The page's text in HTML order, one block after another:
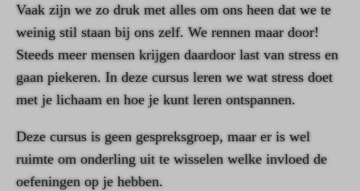
Vaak zijn we zo druk met alles om ons heen dat we te
weinig stil staan bij ons zelf. We rennen maar door!
Steeds meer mensen krijgen daardoor last van stress en
gaan piekeren. In deze cursus leren we wat stress doet
met je lichaam en hoe je kunt leren ontspannen.
Deze cursus is geen gespreksgroep, maar er is wel
ruimte om onderling uit te wisselen welke invloed de
oefeningen op je hebben.